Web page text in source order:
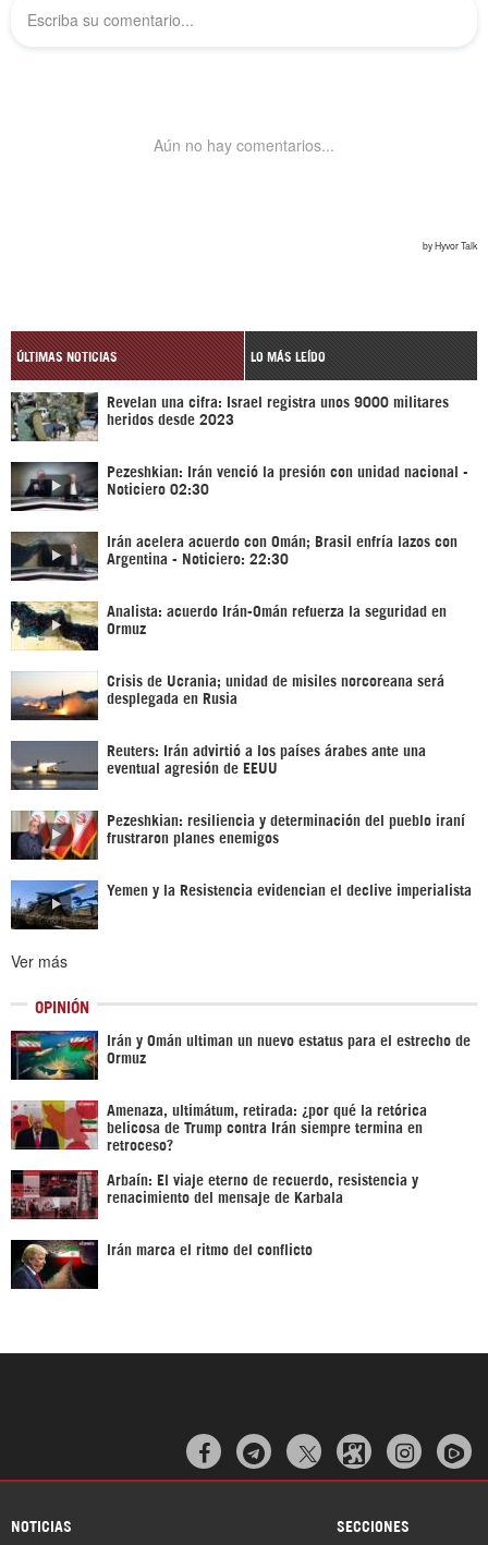
ÚLTIMAS NOTICIAS LO MÁS LEÍDO
Revelan una cifra: Israel registra unos 9000 militares
heridos desde 2023
Pezeshkian: Irán venció la presión con unidad nacional -
Noticiero 02:30
Irán acelera acuerdo con Omán; Brasil enfría lazos con
Argentina - Noticiero: 22:30
Analista: acuerdo Irán-Omán refuerza la seguridad en
Ormuz
Crisis de Ucrania; unidad de misiles norcoreana será
desplegada en Rusia
Reuters: Irán advirtió a los países árabes ante una
eventual agresión de EEUU
Pezeshkian: resiliencia y determinación del pueblo iraní
frustraron planes enemigos
Yemen y la Resistencia evidencian el declive imperialista
Ver más
OPINIÓN
Irán y Omán ultiman un nuevo estatus para el estrecho de
Ormuz
Amenaza, ultimátum, retirada: ¿por qué la retórica
belicosa de Trump contra Irán siempre termina en
retroceso?
Arbaín: El viaje eterno de recuerdo, resistencia y
renacimiento del mensaje de Karbala
Irán marca el ritmo del conflicto
  
NOTICIAS SECCIONES